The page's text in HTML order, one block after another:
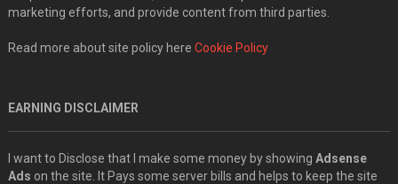
marketing efforts, and provide content from third parties.
Read more about site policy here Cookie Policy
EARNING DISCLAIMER
I want to Disclose that I make some money by showing Adsense
Ads on the site. It Pays some server bills and helps to keep the site